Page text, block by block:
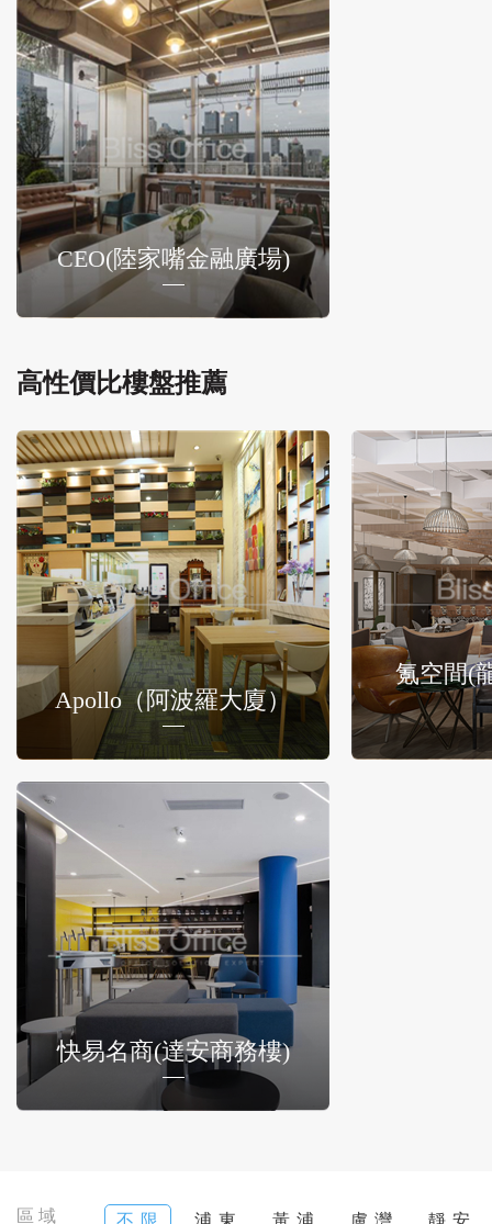
CEO(陸家嘴金融廣場)
高性價比樓盤推薦
Apollo（阿波羅大廈）
氪空間(
快易名商(達安商務樓)
區域 不 限 浦 東 黃 浦 盧 灣 靜 安